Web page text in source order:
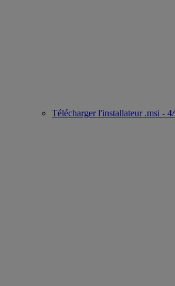
Télécharger l'installateur .msi -